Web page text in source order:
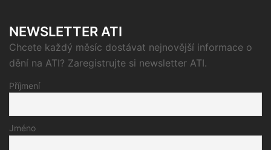
NEWSLETTER ATI
Chcete každý měsíc dostávat nejnovější informace o
dění na ATI? Zaregistrujte si newsletter ATI.
Příjmení
Jméno